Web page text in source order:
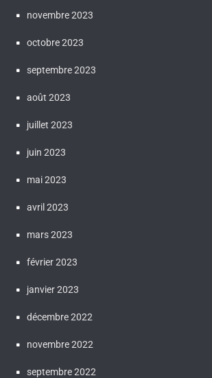
novembre 2023
octobre 2023
septembre 2023
août 2023
juillet 2023
juin 2023
mai 2023
avril 2023
mars 2023
février 2023
janvier 2023
décembre 2022
novembre 2022
septembre 2022